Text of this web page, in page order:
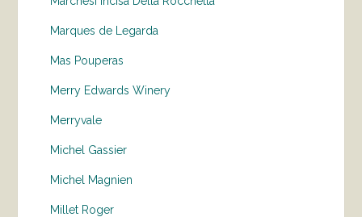
Marques de Legarda
Mas Pouperas
Merry Edwards Winery
Merryvale
Michel Gassier
Michel Magnien
Millet Roger